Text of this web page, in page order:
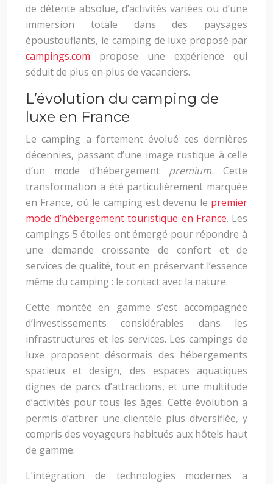
de détente absolue, d’activités variées ou d’une
immersion totale dans des paysages
époustouflants, le camping de luxe proposé par
campings.com propose une expérience qui
séduit de plus en plus de vacanciers.
L’évolution du camping de
luxe en France
Le camping a fortement évolué ces dernières
décennies, passant d’une image rustique à celle
d’un mode d’hébergement premium. Cette
transformation a été particulièrement marquée
en France, où le camping est devenu le premier
mode d’hébergement touristique en France. Les
campings 5 étoiles ont émergé pour répondre à
une demande croissante de confort et de
services de qualité, tout en préservant l’essence
même du camping : le contact avec la nature.
Cette montée en gamme s’est accompagnée
d’investissements considérables dans les
infrastructures et les services. Les campings de
luxe proposent désormais des hébergements
spacieux et design, des espaces aquatiques
dignes de parcs d’attractions, et une multitude
d’activités pour tous les âges. Cette évolution a
permis d’attirer une clientèle plus diversifiée, y
compris des voyageurs habitués aux hôtels haut
de gamme.
L’intégration de technologies modernes a